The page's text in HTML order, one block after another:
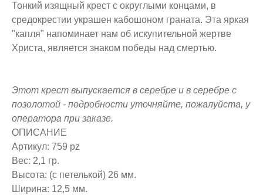
Тонкий изящный крест с округлыми концами, в
средокрестии украшен кабошоном граната. Эта яркая
"капля" напоминает нам об искупительной жертве
Христа, является знаком победы над смертью.
Этот крест выпускается в серебре и в серебре с
позолотой - подробности уточняйте, пожалуйста, у
оператора при заказе.
ОПИСАНИЕ
Артикул: 759 pz
Вес: 2,1 гр.
Высота: (с петелькой) 26 мм.
Ширина: 12,5 мм.